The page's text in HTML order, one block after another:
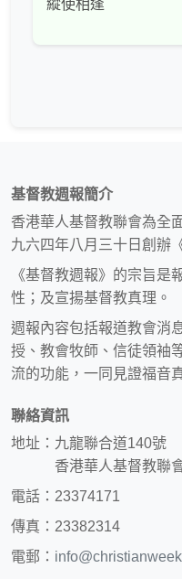
縱使相逢
基督教週報簡介
香港華人基督教聯會為全
九六四年八月三十日創辦
《基督教週報》的宗旨是
性；及宣揚基督教真理。
週報內容包括報道教會消
授、教會牧師、信徒領
流的功能，一同見證福音
聯絡資訊
地址：九龍聯合道140號
香港華人基督教聯
電話：23374171
傳真：23382314
電郵：